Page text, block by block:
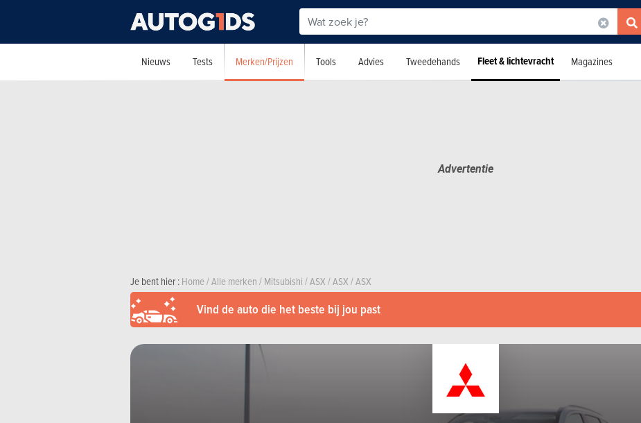
Nieuws Tests Merken/Prijzen Tools Advies Tweedehands Fleet & lichtevracht Magazines
Je bent hier :Home/Alle merken/Mitsubishi/ASX/ASX/ASX
Vind de auto die het beste bij jou past